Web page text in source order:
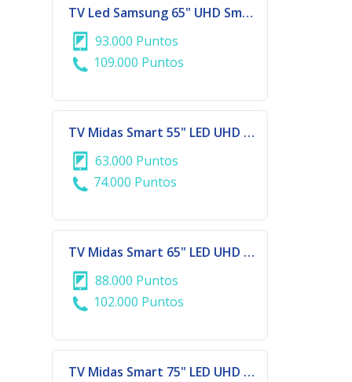
TV Led Samsung 65" UHD Smart
93.000 Puntos
109.000 Puntos
TV Midas Smart 55" LED UHD 4K
63.000 Puntos
74.000 Puntos
TV Midas Smart 65" LED UHD 4K
88.000 Puntos
102.000 Puntos
TV Midas Smart 75" LED UHD 4K